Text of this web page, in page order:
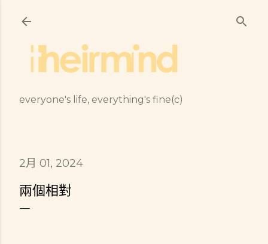
everyone's life, everything's fine(c)
2月 01, 2024
兩個相對